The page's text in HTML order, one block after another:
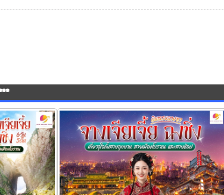
ชิลเมือง
ทัวร์ฉางซา จางเจียเจี้ย ฉงชิ่ง เที่ยวจุใจทั้งสาย
อุทยาน สายเมืองโบราณ และสายช้อป 6 วัน 5
คืน